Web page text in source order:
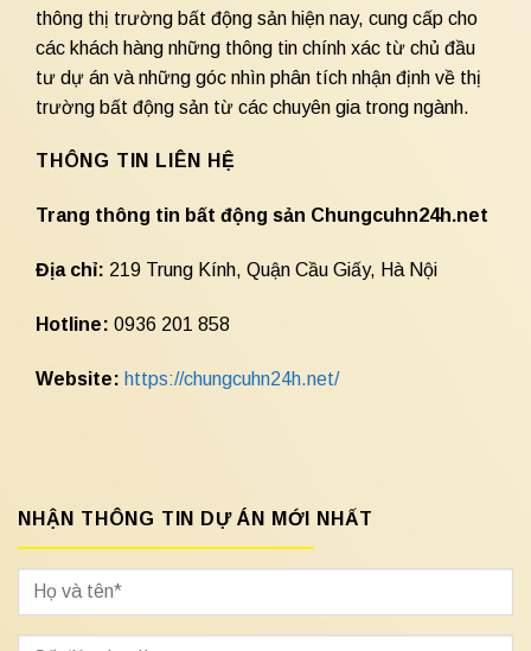
thông thị trường bất động sản hiện nay, cung cấp cho
các khách hàng những thông tin chính xác từ chủ đầu
tư dự án và những góc nhìn phân tích nhận định về thị
trường bất động sản từ các chuyên gia trong ngành.
THÔNG TIN LIÊN HỆ
Trang thông tin bất động sản Chungcuhn24h.net
Địa chỉ: 219 Trung Kính, Quận Cầu Giấy, Hà Nội
Hotline: 0936 201 858
Website: https://chungcuhn24h.net/
NHẬN THÔNG TIN DỰ ÁN MỚI NHẤT